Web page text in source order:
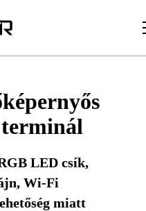
LED csík,
Wi-Fi
miatt